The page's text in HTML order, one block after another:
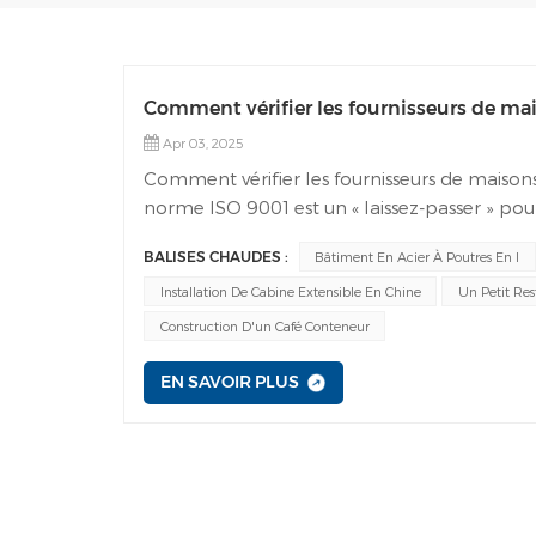
Comment vérifier les fournisseurs de
Apr 03, 2025
Comment vérifier les fournisseurs de
norme ISO 9001 est un « laissez-passer »
les risques de coopération !Si vous êtes
bâtiments préfabriquésLa vérification des
conformité aux normes internationales.
certificationDemandez leur certificat ISO
et portée).En général, les fournisseurs
BALISES CHAUDES : Bâtiment En Acier À Poutres En I
Installation De Cabine Extensible En Chine Un Petit
Construction D'un Café Conteneur
EN SAVOIR PLUS